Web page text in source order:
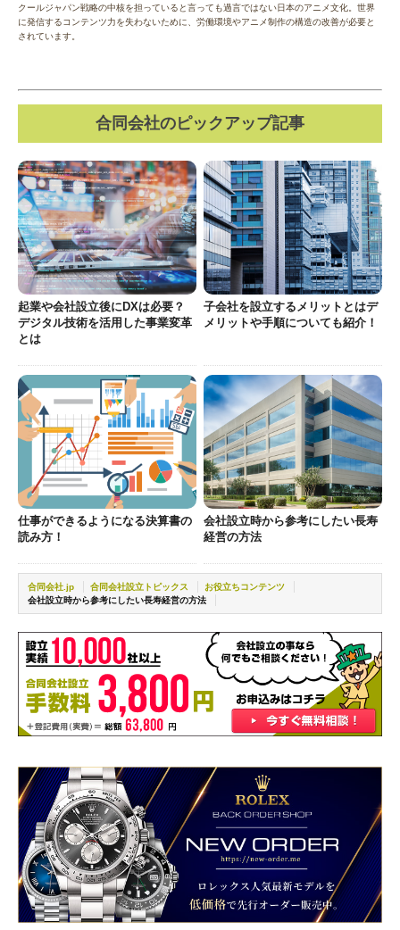
クールジャパン戦略の中核を担っていると言っても過言ではない日本のアニメ文化。世界
に発信するコンテンツ力を失わないために、労働環境やアニメ制作の構造の改善が必要と
されています。
合同会社のピックアップ記事
起業や会社設立後にDXは必要？
デジタル技術を活用した事業変革
とは
子会社を設立するメリットとはデ
メリットや手順についても紹介！
仕事ができるようになる決算書の
読み方！
会社設立時から参考にしたい長寿
経営の方法
合同会社.jp 合同会社設立トピックス
お役立ちコンテンツ
会社設立時から参考にしたい長寿経営の方法